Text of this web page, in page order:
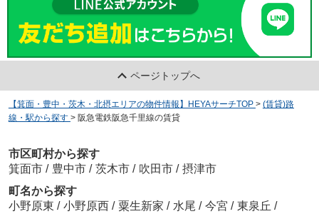
ページトップへ
【箕面・豊中・茨木・北摂エリアの物件情報】HEYAサーチTOP > (賃貸)路
線・駅から探す > 阪急電鉄阪急千里線の賃貸
市区町村から探す
箕面市 / 豊中市 / 茨木市 / 吹田市 / 摂津市
町名から探す
小野原東 / 小野原西 / 粟生新家 / 水尾 / 今宮 / 東泉丘 /